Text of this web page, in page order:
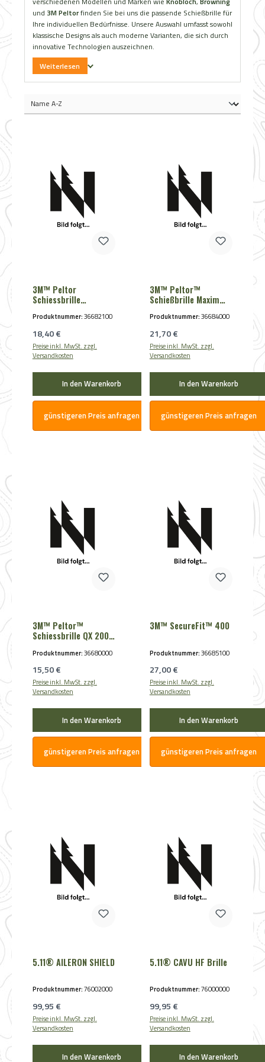
und 3M Peltorfinden Sie bei uns die passende Schießbrille für
Ihre individuellen Bedürfnisse. Unsere Auswahl umfasst sowohl
klassische Designs als auch moderne Varianten, die sich durch
innovative Technologien auszeichnen.
Weiterlesen
3M™ Peltor
Schiessbrille
Produktnummer:36682100
Regulärer Preis:
18,40 €
Preise inkl. MwSt. zzgl.
Versandkosten
In den Warenkorb
günstigeren Preis anfragen
3M™ Peltor™
Schießbrille Maxim
Produktnummer:36684000
Regulärer Preis:
21,70 €
Preise inkl. MwSt. zzgl.
Versandkosten
In den Warenkorb
günstigeren Preis anfragen
3M™ Peltor™
Schiessbrille QX 2000
Produktnummer:36680000
Regulärer Preis:
15,50 €
Preise inkl. MwSt. zzgl.
Versandkosten
In den Warenkorb
günstigeren Preis anfragen
3M™ SecureFit™ 400
Produktnummer:36685100
Regulärer Preis:
27,00 €
Preise inkl. MwSt. zzgl.
Versandkosten
In den Warenkorb
günstigeren Preis anfragen
5.11® AILERON SHIELD
Produktnummer:76002000
Regulärer Preis:
99,95 €
Preise inkl. MwSt. zzgl.
Versandkosten
In den Warenkorb
5.11® CAVU HF Brille
Produktnummer:76000000
Regulärer Preis:
99,95 €
Preise inkl. MwSt. zzgl.
Versandkosten
In den Warenkorb